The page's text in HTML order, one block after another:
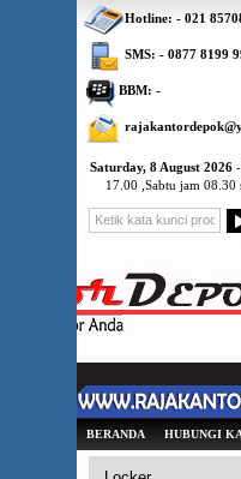
Saturday, 8 August 2026-
17.00 ,Sabtu jam
BERANDA HUBUNGI
Hotline: - 021
SMS: - 0877 8199
BBM: -